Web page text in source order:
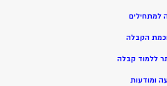
למתחילים
הקבלה
ללמוד קבלה
ומודעות